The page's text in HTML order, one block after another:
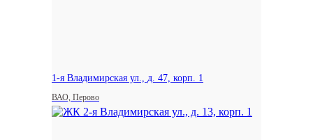
1-я Владимирская ул., д. 47, корп. 1
ВАО, Перово